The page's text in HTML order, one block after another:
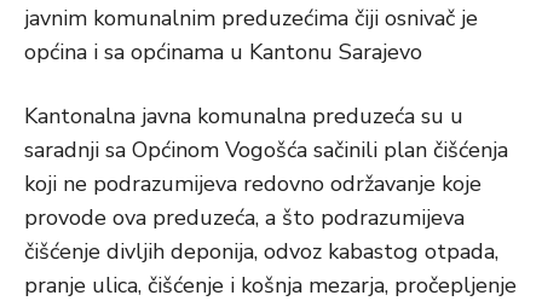
javnim komunalnim preduzećima čiji osnivač je
općina i sa općinama u Kantonu Sarajevo
Kantonalna javna komunalna preduzeća su u
saradnji sa Općinom Vogošća sačinili plan čišćenja
koji ne podrazumijeva redovno održavanje koje
provode ova preduzeća, a što podrazumijeva
čišćenje divljih deponija, odvoz kabastog otpada,
pranje ulica, čišćenje i košnja mezarja, pročepljenje